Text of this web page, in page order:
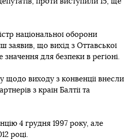
національної оборони
заявив, що вихід з Оттавської
для безпеки в регіоні.
щодо виходу з конвенції внесли
з країн Балтії та
4 грудня 1997 року, але
році.